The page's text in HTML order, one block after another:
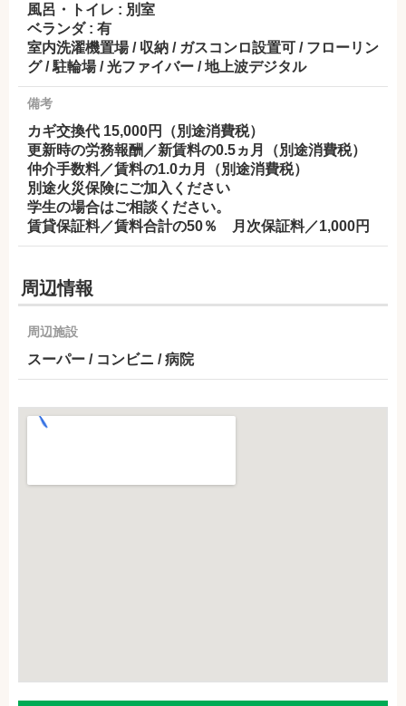
風呂・トイレ : 別室
ベランダ : 有
室内洗濯機置場 / 収納 / ガスコンロ設置可 / フローリン
グ / 駐輪場 / 光ファイバー / 地上波デジタル
備考
カギ交換代 15,000円（別途消費税）
更新時の労務報酬／新賃料の0.5ヵ月（別途消費税）
仲介手数料／賃料の1.0カ月（別途消費税）
別途火災保険にご加入ください
学生の場合はご相談ください。
賃貸保証料／賃料合計の50％ 月次保証料／1,000円
周辺情報
周辺施設
スーパー / コンビニ / 病院